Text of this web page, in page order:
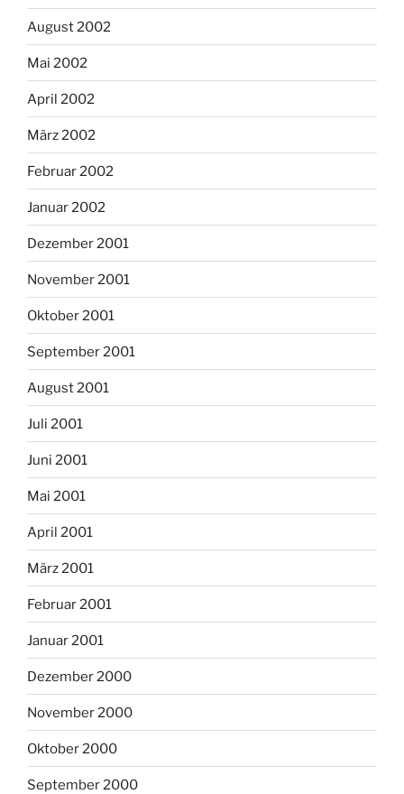
August 2002
Mai 2002
April 2002
März 2002
Februar 2002
Januar 2002
Dezember 2001
November 2001
Oktober 2001
September 2001
August 2001
Juli 2001
Juni 2001
Mai 2001
April 2001
März 2001
Februar 2001
Januar 2001
Dezember 2000
November 2000
Oktober 2000
September 2000